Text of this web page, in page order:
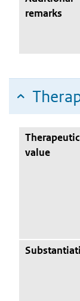
remarks
Therapeutic
value